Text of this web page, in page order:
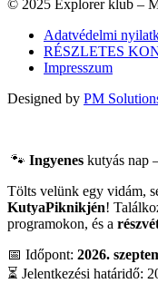
© 2025 Explorer klub –
Adatvédelmi
RÉSZLETES
Impresszum
Designed by PM
🐾 Ingyenes kutyás nap
Tölts velünk egy vidám,
KutyaPiknikjén!
programokon, és a
📅 Időpont: 2026.
⏳ Jelentkezési határidő: